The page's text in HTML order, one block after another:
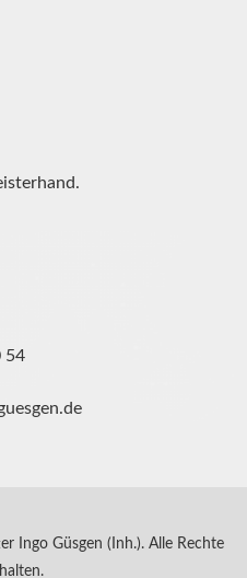
54
Ingo Güsgen (Inh.). Alle Rechte